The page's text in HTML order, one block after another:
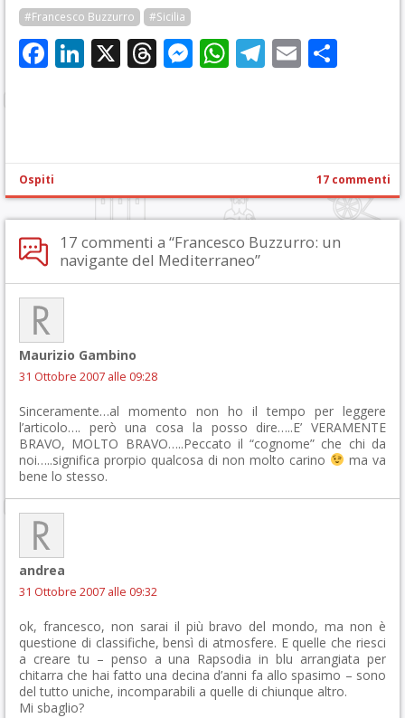
#Francesco Buzzurro #Sicilia
Facebook
LinkedIn
X Threads
Messenger
WhatsApp
Telegram
Email
Ospiti 17 commenti
17 commenti a “Francesco Buzzurro: un
navigante del Mediterraneo”
Maurizio Gambino
31 Ottobre 2007 alle 09:28
Sinceramente…al momento non ho il tempo per leggere
l’articolo…. però una cosa la posso dire…..E’ VERAMENTE
BRAVO, MOLTO BRAVO…..Peccato il “cognome” che chi da
noi…..significa prorpio qualcosa di non molto carino
ma va
bene lo stesso.
andrea
31 Ottobre 2007 alle 09:32
ok, francesco, non sarai il più bravo del mondo, ma non è
questione di classifiche, bensì di atmosfere. E quelle che riesci
a creare tu – penso a una Rapsodia in blu arrangiata per
chitarra che hai fatto una decina d’anni fa allo spasimo – sono
del tutto uniche, incomparabili a quelle di chiunque altro.
Mi sbaglio?